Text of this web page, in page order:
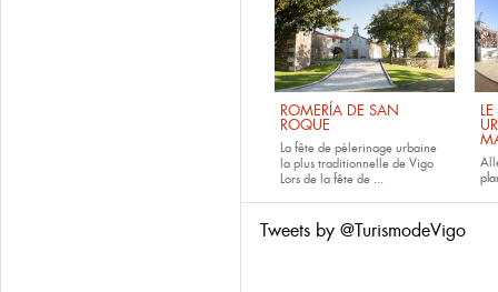
ROMERÍA DE SAN
ROQUE
La fête de pèlerinage urbaine
la plus traditionnelle de Vigo
Lors de la fête de ...
Tweets by @TurismodeVigo